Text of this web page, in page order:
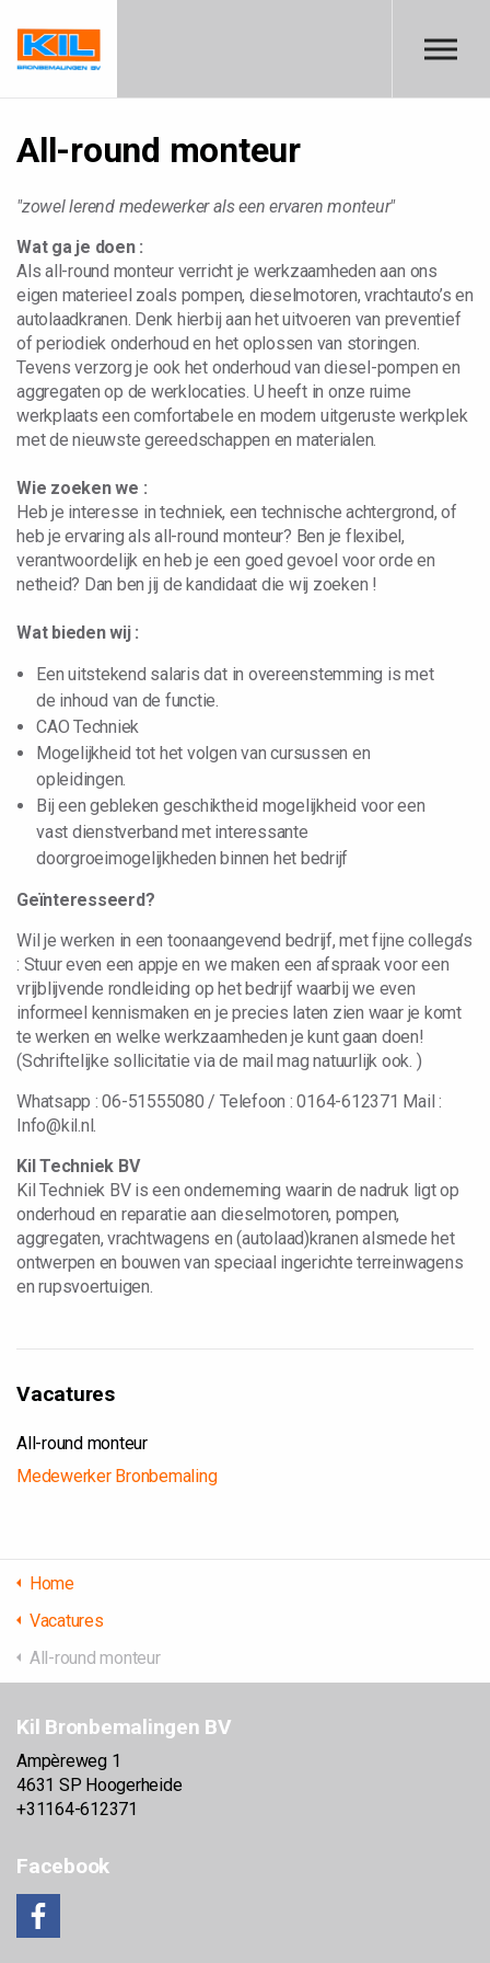
All-round monteur
"zowel lerend medewerker als een ervaren monteur"
Wat ga je doen :
Als all-round monteur verricht je werkzaamheden aan ons
eigen materieel zoals pompen, dieselmotoren, vrachtauto’s en
autolaadkranen. Denk hierbij aan het uitvoeren van preventief
of periodiek onderhoud en het oplossen van storingen.
Tevens verzorg je ook het onderhoud van diesel-pompen en
aggregaten op de werklocaties. U heeft in onze ruime
werkplaats een comfortabele en modern uitgeruste werkplek
met de nieuwste gereedschappen en materialen.
Wie zoeken we :
Heb je interesse in techniek, een technische achtergrond, of
heb je ervaring als all-round monteur? Ben je flexibel,
verantwoordelijk en heb je een goed gevoel voor orde en
netheid? Dan ben jij de kandidaat die wij zoeken !
Wat bieden wij :
Een uitstekend salaris dat in overeenstemming is met
de inhoud van de functie.
CAO Techniek
Mogelijkheid tot het volgen van cursussen en
opleidingen.
Bij een gebleken geschiktheid mogelijkheid voor een
vast dienstverband met interessante
doorgroeimogelijkheden binnen het bedrijf
Geïnteresseerd?
Wil je werken in een toonaangevend bedrijf, met fijne collega’s
: Stuur even een appje en we maken een afspraak voor een
vrijblijvende rondleiding op het bedrijf waarbij we even
informeel kennismaken en je precies laten zien waar je komt
te werken en welke werkzaamheden je kunt gaan doen!
(Schriftelijke sollicitatie via de mail mag natuurlijk ook. )
Whatsapp : 06-51555080 / Telefoon : 0164-612371 Mail :
Info@kil.nl.
Kil Techniek BV
Kil Techniek BV is een onderneming waarin de nadruk ligt op
onderhoud en reparatie aan dieselmotoren, pompen,
aggregaten, vrachtwagens en (autolaad)kranen alsmede het
ontwerpen en bouwen van speciaal ingerichte terreinwagens
en rupsvoertuigen.
Vacatures
All-round monteur
Medewerker Bronbemaling
Home
Vacatures
All-round monteur
Kil Bronbemalingen BV
Ampèreweg 1
4631 SP Hoogerheide
+31164-612371
Facebook